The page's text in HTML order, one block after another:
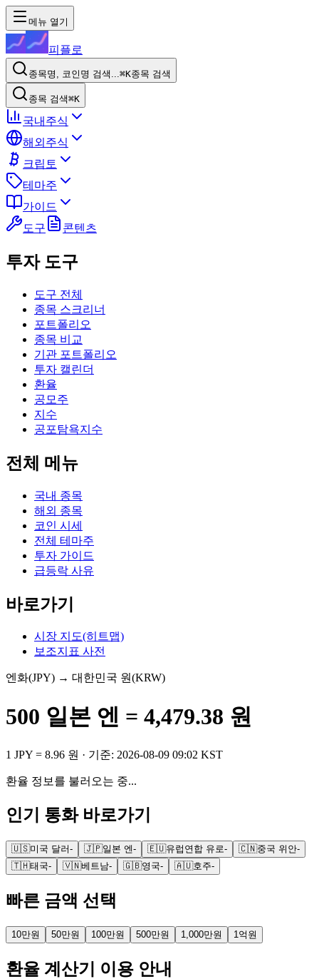
메뉴 열기
피플로
종목명, 코인명 검색...⌘K종목 검색
종목 검색⌘K
국내주식
해외주식
크립토
테마주
가이드
도구
콘텐츠
투자 도구
도구 전체
종목 스크리너
포트폴리오
종목 비교
기관 포트폴리오
투자 캘린더
환율
공모주
지수
공포탐욕지수
전체 메뉴
국내 종목
해외 종목
코인 시세
전체 테마주
투자 가이드
급등락 사유
바로가기
시장 지도(히트맵)
보조지표 사전
엔화(JPY) → 대한민국 원(KRW)
500 일본 엔 = 4,479.38 원
1 JPY = 8.96 원 · 기준: 2026-08-09 09:02 KST
환율 정보를 불러오는 중...
인기 통화 바로가기
🇺🇸미국 달러- 🇯🇵일본 엔- 🇪🇺유럽연합 유로- 🇨🇳중국 위안-
🇹🇭태국- 🇻🇳베트남- 🇬🇧영국- 🇦🇺호주-
빠른 금액 선택
10만원 50만원 100만원 500만원 1,000만원 1억원
환율 계산기 이용 안내